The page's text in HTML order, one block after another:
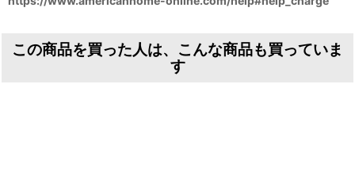
この商品を買った人は、こんな商品も買っていま
す